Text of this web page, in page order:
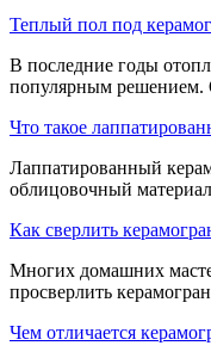
Теплый пол под
В последние годы
популярным решением.
Что такое
Лаппатированный
облицовочный
Как сверлить
Многих домашних
просверлить
Чем отличается